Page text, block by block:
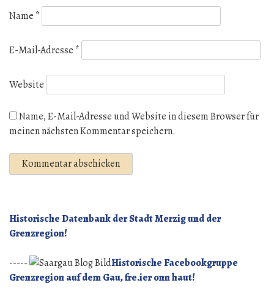
Name *
E-Mail-Adresse *
Website
Name, E-Mail-Adresse und Website in diesem Browser für
meinen nächsten Kommentar speichern.
Historische Datenbank der Stadt Merzig und der
Grenzregion!
-----
Historische Facebookgruppe
Grenzregion auf dem Gau, fre.ier onn haut!